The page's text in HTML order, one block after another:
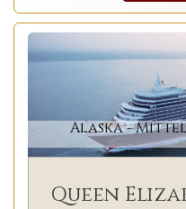
Alaska -
Queen